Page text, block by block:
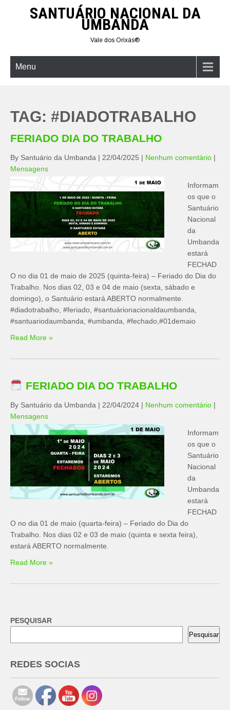
SANTUÁRIO NACIONAL DA
UMBANDA
Vale dos Orixás®
Menu
TAG: #DIADOTRABALHO
FERIADO DIA DO TRABALHO
By Santuário da Umbanda | 22/04/2025 | Nenhum comentário |
Mensagens
Informam
os que o
Santuário
Nacional
da
Umbanda
estará
FECHAD
O no dia 01 de maio de 2025 (quinta-feira) – Feriado do Dia do
Trabalho. Nos dias 02, 03 e 04 de maio (sexta, sábado e
domingo), o Santuário estará ABERTO normalmente.
#diadotrabalho, #feriado, #santuárionacionaldaumbanda,
#santuariodaumbanda, #umbanda, #fechado,#01demaio
Read More »
FERIADO DIA DO TRABALHO
By Santuário da Umbanda | 22/04/2024 | Nenhum comentário |
Mensagens
Informam
os que o
Santuário
Nacional
da
Umbanda
estará
FECHAD
O no dia 01 de maio (quarta-feira) – Feriado do Dia do
Trabalho. Nos dias 02 e 03 de maio (quinta e sexta feira),
estará ABERTO normalmente.
Read More »
PESQUISAR
Pesquisar
REDES SOCIAS